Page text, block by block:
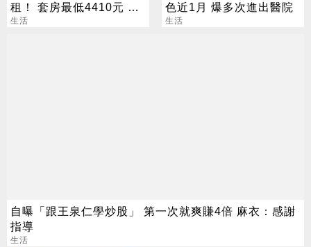
租！ 套房最低4410元 這
日起開放申請
生活
色近1月 爆多次進出醫院
生活
自曝「跟王泉仁學炒股」 第一次就爽賺4倍 麻衣：感謝
指導
生活